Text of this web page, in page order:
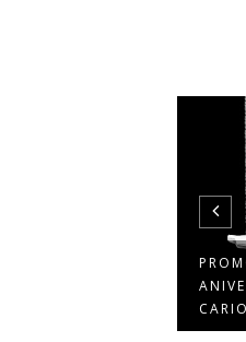
PROMOÇÃO DE
ANIVERSÁRIO: MAIS